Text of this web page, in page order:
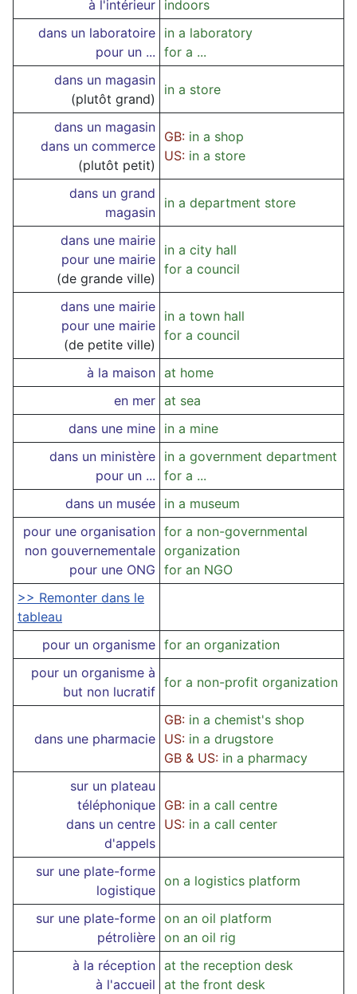
à l'intérieur indoors
dans un laboratoire
pour un ...
in a laboratory
for a ...
dans un magasin
(plutôt grand)
in a store
dans un magasin
dans un commerce
(plutôt petit)
GB: in a shop
US: in a store
dans un grand
magasin
in a department store
dans une mairie
pour une mairie
(de grande ville)
in a city hall
for a council
dans une mairie
pour une mairie
(de petite ville)
in a town hall
for a council
à la maison at home
en mer at sea
dans une mine in a mine
dans un ministère
pour un ...
in a government department
for a ...
dans un musée in a museum
pour une organisation
non gouvernementale
pour une ONG
for a non-governmental
organization
for an NGO
>> Remonter dans le
tableau
pour un organisme for an organization
pour un organisme à
but non lucratif
for a non-profit organization
dans une pharmacie
GB: in a chemist's shop
US: in a drugstore
GB & US: in a pharmacy
sur un plateau
téléphonique
dans un centre
d'appels
GB: in a call centre
US: in a call center
sur une plate-forme
logistique
on a logistics platform
sur une plate-forme
pétrolière
on an oil platform
on an oil rig
à la réception
à l'accueil
at the reception desk
at the front desk